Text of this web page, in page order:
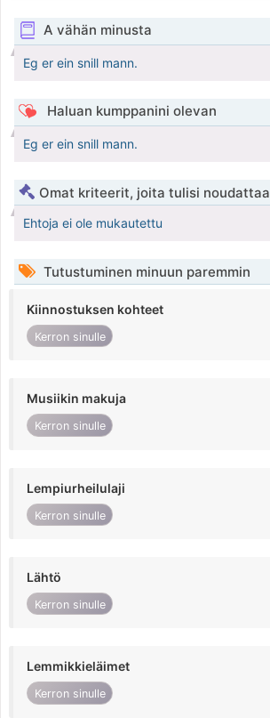
A vähän minusta
Eg er ein snill mann.
Haluan kumppanini olevan
Eg er ein snill mann.
Omat kriteerit, joita tulisi noudattaa
Ehtoja ei ole mukautettu
Tutustuminen minuun paremmin
Kiinnostuksen kohteet
Kerron sinulle
Musiikin makuja
Kerron sinulle
Lempiurheilulaji
Kerron sinulle
Lähtö
Kerron sinulle
Lemmikkieläimet
Kerron sinulle